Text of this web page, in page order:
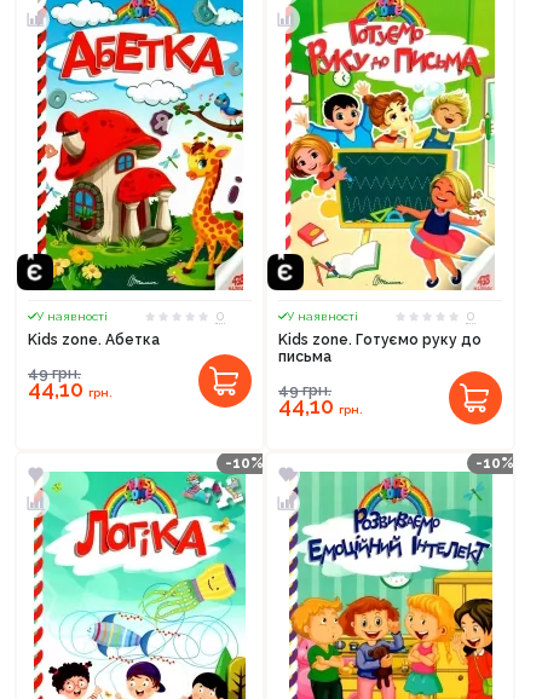
У наявності
0
Kids zone. Абетка
49грн.
44,10 грн.
У наявності
0
Kids zone. Готуємо руку до
письма
49грн.
44,10 грн.
-10% -10%